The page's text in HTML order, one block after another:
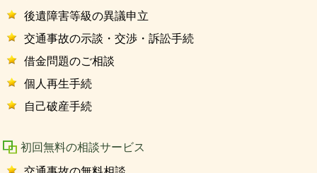
後遺障害等級の異議申立
交通事故の示談・交渉・訴訟手続
借金問題のご相談
個人再生手続
自己破産手続
初回無料の相談サービス